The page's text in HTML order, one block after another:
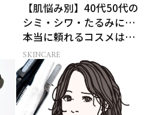
【肌悩み別】40代50代の
シミ・シワ・たるみに…
本当に頼れるコスメは？
ベスコス受賞スキンケア
21選
SKINCARE